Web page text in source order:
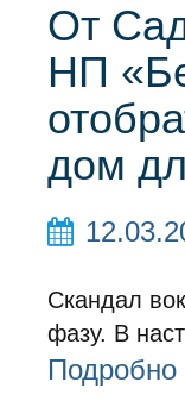
От
НП
дом
Скандал
фазу. В
Подробно